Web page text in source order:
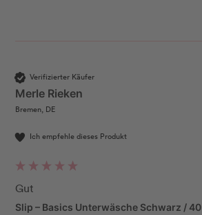
Verifizierter Käufer
Merle Rieken
Bremen, DE
Ich empfehle dieses Produkt
Gut
Slip – Basics Unterwäsche Schwarz / 40